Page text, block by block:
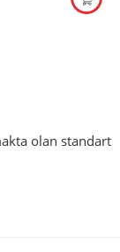
olan standart